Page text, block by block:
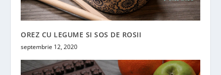
OREZ CU LEGUME SI SOS DE ROSII
septembrie 12, 2020